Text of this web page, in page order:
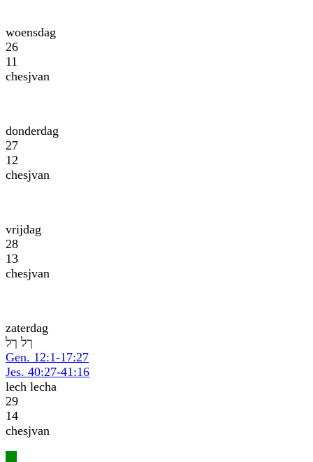
woensdag
26
11
chesjvan
donderdag
27
12
chesjvan
vrijdag
28
13
chesjvan
zaterdag
לך לך
Gen. 12:1-17:27
Jes. 40:27-41:16
lech lecha
29
14
chesjvan